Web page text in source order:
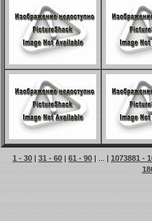
1 - 30 | 31 - 60 | 61 - 90 | ... | 1073881 -